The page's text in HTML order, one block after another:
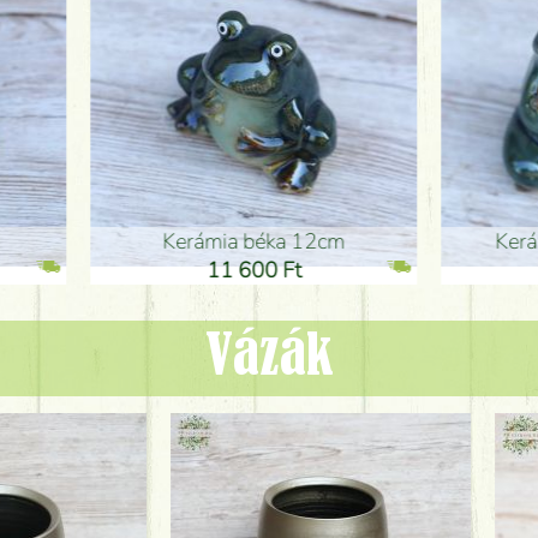
béka 12cm
600 Ft
Kerámia béka 12cm
11 600 Ft
Vázák